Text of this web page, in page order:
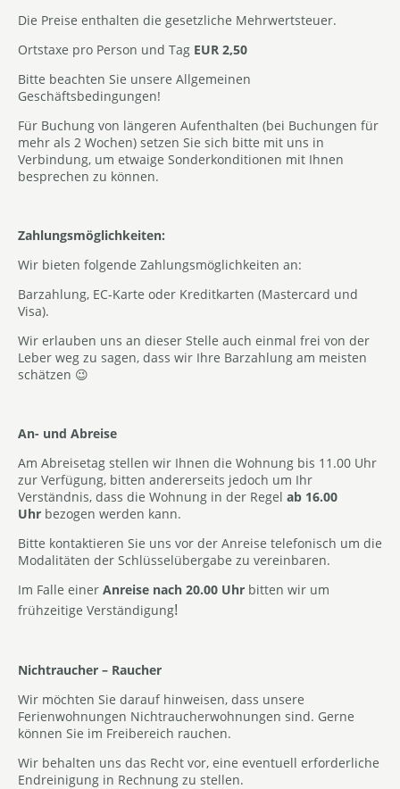
Die Preise enthalten die gesetzliche Mehrwertsteuer.
Ortstaxe pro Person und Tag EUR 2,50
Bitte beachten Sie unsere Allgemeinen
Geschäftsbedingungen!
Für Buchung von längeren Aufenthalten (bei Buchungen für
mehr als 2 Wochen) setzen Sie sich bitte mit uns in
Verbindung, um etwaige Sonderkonditionen mit Ihnen
besprechen zu können.
Zahlungsmöglichkeiten:
Wir bieten folgende Zahlungsmöglichkeiten an:
Barzahlung, EC-Karte oder Kreditkarten (Mastercard und
Visa).
Wir erlauben uns an dieser Stelle auch einmal frei von der
Leber weg zu sagen, dass wir Ihre Barzahlung am meisten
schätzen 😉
An- und Abreise
Am Abreisetag stellen wir Ihnen die Wohnung bis 11.00 Uhr
zur Verfügung, bitten andererseits jedoch um Ihr
Verständnis, dass die Wohnung in der Regel ab 16.00
Uhr bezogen werden kann.
Bitte kontaktieren Sie uns vor der Anreise telefonisch um die
Modalitäten der Schlüsselübergabe zu vereinbaren.
Im Falle einer Anreise nach 20.00 Uhr bitten wir um
frühzeitige Verständigung!
Nichtraucher – Raucher
Wir möchten Sie darauf hinweisen, dass unsere
Ferienwohnungen Nichtraucherwohnungen sind. Gerne
können Sie im Freibereich rauchen.
Wir behalten uns das Recht vor, eine eventuell erforderliche
Endreinigung in Rechnung zu stellen.